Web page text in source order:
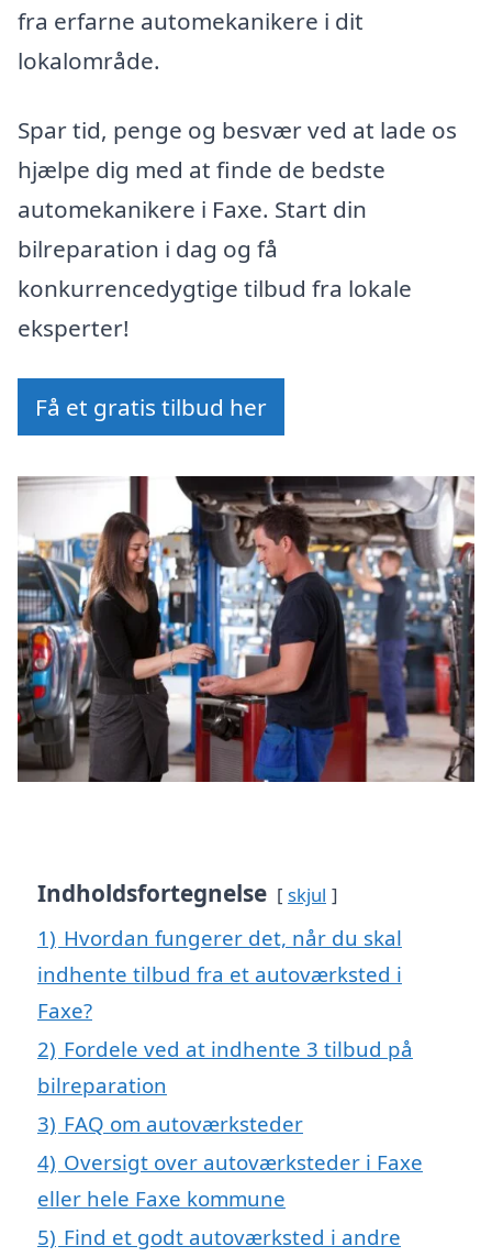
fra erfarne automekanikere i dit
lokalområde.
Spar tid, penge og besvær ved at lade os
hjælpe dig med at finde de bedste
automekanikere i Faxe. Start din
bilreparation i dag og få
konkurrencedygtige tilbud fra lokale
eksperter!
Få et gratis tilbud her
Indholdsfortegnelse skjul
1) Hvordan fungerer det, når du skal
indhente tilbud fra et autoværksted i
Faxe?
2) Fordele ved at indhente 3 tilbud på
bilreparation
3) FAQ om autoværksteder
4) Oversigt over autoværksteder i Faxe
eller hele Faxe kommune
5) Find et godt autoværksted i andre